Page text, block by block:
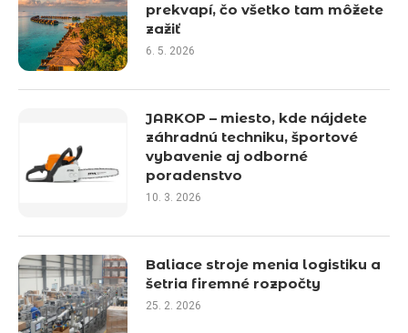
prekvapí, čo všetko tam môžete
zažiť
6. 5. 2026
JARKOP – miesto, kde nájdete
záhradnú techniku, športové
vybavenie aj odborné
poradenstvo
10. 3. 2026
Baliace stroje menia logistiku a
šetria firemné rozpočty
25. 2. 2026